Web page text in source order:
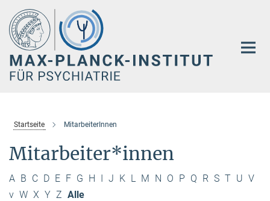
Hauptinhalt
Startseite MitarbeiterInnen
Mitarbeiter*innen
A B C D E F G H I J K L M N O P Q R S T U V
v W X Y Z Alle